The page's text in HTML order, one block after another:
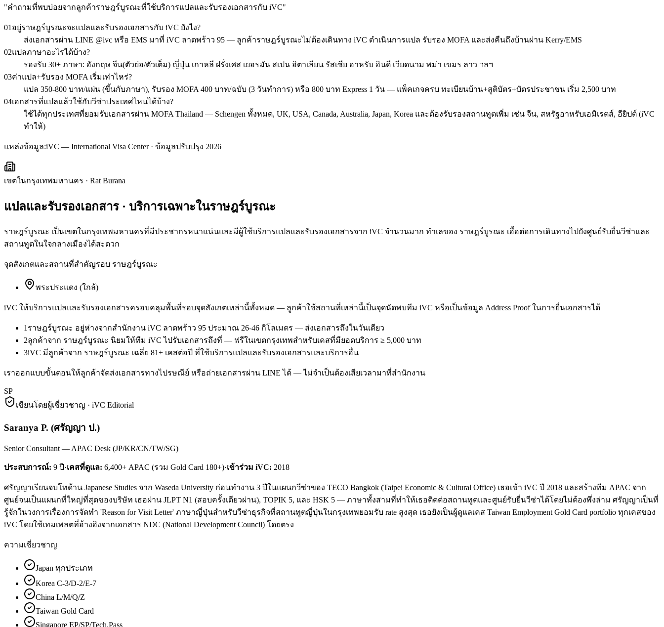
"คำถามที่พบบ่อยจากลูกค้าราษฎร์บูรณะที่ใช้บริการแปลและรับรองเอกสารกับ iVC"
01 อยู่ราษฎร์บูรณะจะแปลและรับรองเอกสารกับ iVC ยังไง?
ส่งเอกสารผ่าน LINE @ivc หรือ EMS มาที่ iVC ลาดพร้าว 95 — ลูกค้าราษฎร์บูรณะไม่ต้องเดินทาง iVC ดำเนินการแปล รับรอง MOFA และส่งคืนถึงบ้านผ่าน Kerry/EMS
02แปลภาษาอะไรได้บ้าง?
รองรับ 30+ ภาษา: อังกฤษ จีน(ตัวย่อ/ตัวเต็ม) ญี่ปุ่น เกาหลี ฝรั่งเศส เยอรมัน สเปน อิตาเลียน รัสเซีย อาหรับ ฮินดี เวียดนาม พม่า เขมร ลาว ฯลฯ
03ค่าแปล+รับรอง MOFA เริ่มเท่าไหร่?
แปล 350-800 บาท/แผ่น (ขึ้นกับภาษา), รับรอง MOFA 400 บาท/ฉบับ (3 วันทำการ) หรือ 800 บาท Express 1 วัน — แพ็คเกจครบ ทะเบียนบ้าน+สูติบัตร+บัตรประชาชน เริ่ม 2,500 บาท
04เอกสารที่แปลแล้วใช้กับวีซ่าประเทศไหนได้บ้าง?
ใช้ได้ทุกประเทศที่ยอมรับเอกสารผ่าน MOFA Thailand — Schengen ทั้งหมด, UK, USA, Canada, Australia, Japan, Korea และต้องรับรองสถานทูตเพิ่ม เช่น จีน, สหรัฐอาหรับเอมิเรตส์, อียิปต์ (iVC
ทำให้)
แหล่งข้อมูล:iVC — International Visa Center · ข้อมูลปรับปรุง 2026
เขตในกรุงเทพมหานคร · Rat Burana
แปลและรับรองเอกสาร· บริการเฉพาะในราษฎร์บูรณะ
ราษฎร์บูรณะ เป็นเขตในกรุงเทพมหานครที่มีประชากรหนาแน่นและมีผู้ใช้บริการแปลและรับรองเอกสารจาก iVC จำนวนมาก ทำเลของ ราษฎร์บูรณะ เอื้อต่อการเดินทางไปยังศูนย์รับยื่นวีซ่าและ
สถานทูตในใจกลางเมืองได้สะดวก
จุดสังเกตและสถานที่สำคัญรอบ ราษฎร์บูรณะ
พระประแดง (ใกล้)
iVC ให้บริการแปลและรับรองเอกสารครอบคลุมพื้นที่รอบจุดสังเกตเหล่านี้ทั้งหมด — ลูกค้าใช้สถานที่เหล่านี้เป็นจุดนัดพบทีม iVC หรือเป็นข้อมูล Address Proof ในการยื่นเอกสารได้
1ราษฎร์บูรณะ อยู่ห่างจากสำนักงาน iVC ลาดพร้าว 95 ประมาณ 26-46 กิโลเมตร — ส่งเอกสารถึงในวันเดียว
2ลูกค้าจาก ราษฎร์บูรณะ นิยมให้ทีม iVC ไปรับเอกสารถึงที่ — ฟรีในเขตกรุงเทพสำหรับเคสที่มียอดบริการ ≥ 5,000 บาท
3iVC มีลูกค้าจาก ราษฎร์บูรณะ เฉลี่ย 81+ เคสต่อปี ที่ใช้บริการแปลและรับรองเอกสารและบริการอื่น
เราออกแบบขั้นตอนให้ลูกค้าจัดส่งเอกสารทางไปรษณีย์ หรือถ่ายเอกสารผ่าน LINE ได้ — ไม่จำเป็นต้องเสียเวลามาที่สำนักงาน
SP
เขียนโดยผู้เชี่ยวชาญ · iVC Editorial
Saranya P. (ศรัญญา ป.)
Senior Consultant — APAC Desk (JP/KR/CN/TW/SG)
ประสบการณ์: 9 ปี·เคสที่ดูแล: 6,400+ APAC (รวม Gold Card 180+)·เข้าร่วม iVC: 2018
ศรัญญาเรียนจบโทด้าน Japanese Studies จาก Waseda University ก่อนทำงาน 3 ปีในแผนกวีซ่าของ TECO Bangkok (Taipei Economic & Cultural Office) เธอเข้า iVC ปี 2018 และสร้างทีม APAC จาก
ศูนย์จนเป็นแผนกที่ใหญ่ที่สุดของบริษัท เธอผ่าน JLPT N1 (สอบครั้งเดียวผ่าน), TOPIK 5, และ HSK 5 — ภาษาทั้งสามที่ทำให้เธอติดต่อสถานทูตและศูนย์รับยื่นวีซ่าได้โดยไม่ต้องพึ่งล่าม ศรัญญาเป็นที่
รู้จักในวงการเรื่องการจัดทำ 'Reason for Visit Letter' ภาษาญี่ปุ่นสำหรับวีซ่าธุรกิจที่สถานทูตญี่ปุ่นในกรุงเทพยอมรับ rate สูงสุด เธอยังเป็นผู้ดูแลเคส Taiwan Employment Gold Card portfolio ทุกเคสของ
iVC โดยใช้เทมเพลตที่อ้างอิงจากเอกสาร NDC (National Development Council) โดยตรง
ความเชี่ยวชาญ
Japan ทุกประเภท
Korea C-3/D-2/E-7
China L/M/Q/Z
Taiwan Gold Card
Singapore EP/SP/Tech.Pass